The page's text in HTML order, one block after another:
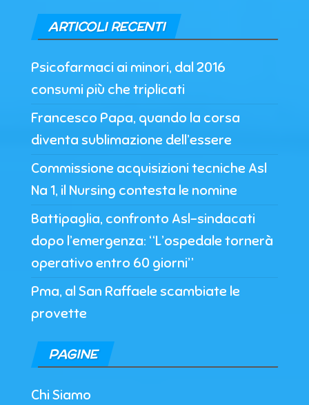
ARTICOLI RECENTI
Psicofarmaci ai minori, dal 2016
consumi più che triplicati
Francesco Papa, quando la corsa
diventa sublimazione dell’essere
Commissione acquisizioni tecniche Asl
Na 1, il Nursing contesta le nomine
Battipaglia, confronto Asl-sindacati
dopo l’emergenza: “L’ospedale tornerà
operativo entro 60 giorni”
Pma, al San Raffaele scambiate le
provette
PAGINE
Chi Siamo